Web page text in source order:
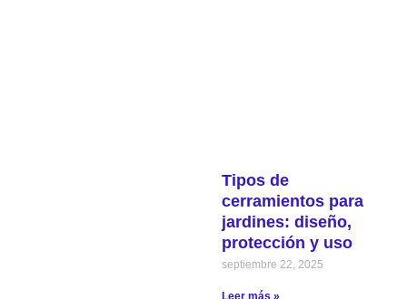
Tipos de
cerramientos para
jardines: diseño,
protección y uso
septiembre 22, 2025
Leer más »